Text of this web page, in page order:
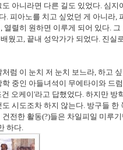
도 아니라면 다른 길도 있었다. 심지
. 피아노를 치고 싶었던 게 아니라,
, 열렬히 원하면 이루게 되어 있다. 그
웠고, 끝내 성악가가 되었다. 진실
럼 이 눈치 저 눈치 보느라, 하고
학 중인 아들녀석이 무에타이와 드럼
건 오케이'라고 답했었다. 하지만 방
시도조차 하지 않는다. 방구들 한
건전한 활동(?)들은 차일피일 미루
하다.